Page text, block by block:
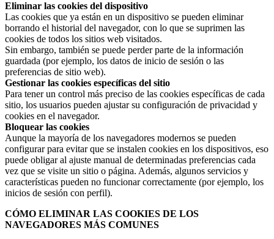
Eliminar las cookies del dispositivo
Las cookies que ya están en un dispositivo se pueden eliminar
borrando el historial del navegador, con lo que se suprimen las
cookies de todos los sitios web visitados.
Sin embargo, también se puede perder parte de la información
guardada (por ejemplo, los datos de inicio de sesión o las
preferencias de sitio web).
Gestionar las cookies específicas del sitio
Para tener un control más preciso de las cookies específicas de cada
sitio, los usuarios pueden ajustar su configuración de privacidad y
cookies en el navegador.
Bloquear las cookies
Aunque la mayoría de los navegadores modernos se pueden
configurar para evitar que se instalen cookies en los dispositivos, eso
puede obligar al ajuste manual de determinadas preferencias cada
vez que se visite un sitio o página. Además, algunos servicios y
características pueden no funcionar correctamente (por ejemplo, los
inicios de sesión con perfil).
CÓMO ELIMINAR LAS COOKIES DE LOS
NAVEGADORES MÁS COMUNES